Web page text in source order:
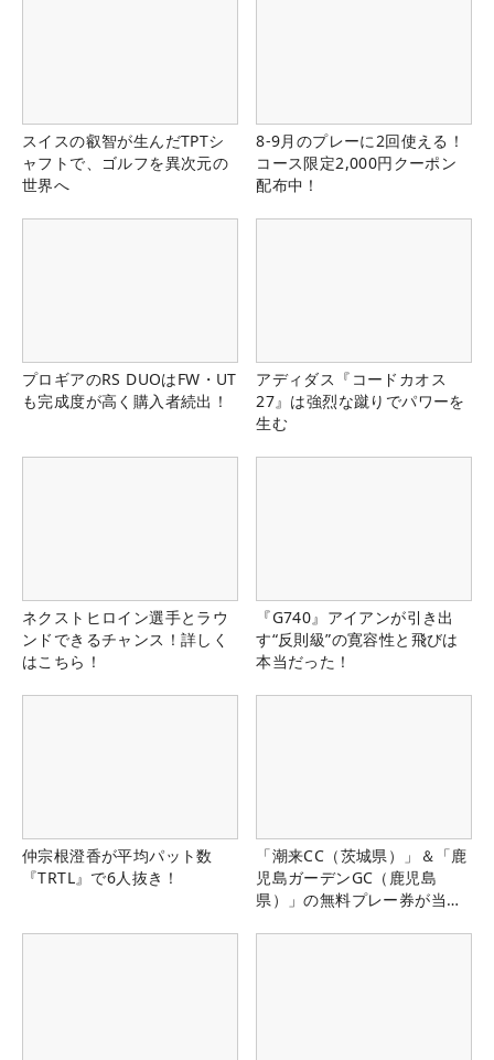
スイスの叡智が生んだTPTシ
ャフトで、ゴルフを異次元の
世界へ
8-9月のプレーに2回使える！
コース限定2,000円クーポン
配布中！
プロギアのRS DUOはFW・UT
も完成度が高く購入者続出！
アディダス『コードカオス
27』は強烈な蹴りでパワーを
生む
ネクストヒロイン選手とラウ
ンドできるチャンス！詳しく
はこちら！
『G740』アイアンが引き出
す“反則級”の寛容性と飛びは
本当だった！
仲宗根澄香が平均パット数
『TRTL』で6人抜き！
「潮来CC（茨城県）」＆「鹿
児島ガーデンGC（鹿児島
県）」の無料プレー券が当た